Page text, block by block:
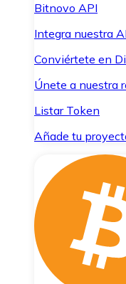
Bitnovo API
Integra nuestra
Conviértete en
Únete a nuestra
Listar Token
Añade tu